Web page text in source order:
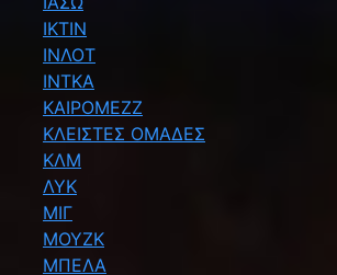
ΙΚΤΙΝ
ΙΝΛΟΤ
ΙΝΤΚΑ
ΚΑΙΡΟΜΕΖΖ
ΚΛΕΙΣΤΕΣ ΟΜΑΔΕΣ
ΚΛΜ
ΛΥΚ
ΜΙΓ
ΜΟΥΖΚ
ΜΠΕΛΑ